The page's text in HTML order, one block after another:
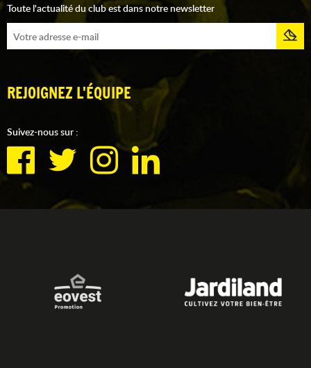
Toute l'actualité du club est dans notre newsletter
REJOIGNEZ L'ÉQUIPE
Suivez-nous sur :